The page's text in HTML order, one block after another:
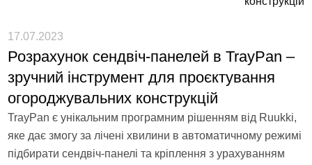
17.07.2023
Розрахунок сендвіч-панелей в TrayPan –
зручний інструмент для проєктування
огороджувальних конструкцій
TrayPan є унікальним програмним рішенням від Ruukki,
яке дає змогу за лічені хвилини в автоматичному режимі
підбирати сендвіч-панелі та кріплення з урахуванням